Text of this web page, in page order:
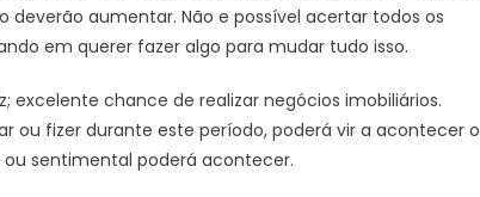
aumentar. Não e possível acertar todos os
em querer fazer algo para mudar tudo isso.
excelente chance de realizar negócios imobiliários.
ou fizer durante este período, poderá vir a acontecer o
sentimental poderá acontecer.